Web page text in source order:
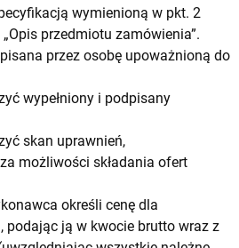
wymienioną w pkt. 2
przedmiotu zamówienia”.
przez osobę upoważnioną do
wypełniony i podpisany
skan uprawnień,
możliwości składania ofert
określi cenę dla
podając ją w kwocie brutto wraz z